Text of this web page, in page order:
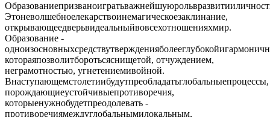
Этоневолшебноелекарствоинемагическоезаклинание,
открывающеедверьвидеальныйвовсехотношенияхмир.
Образование -
котораяпозволитборотьсяснищетой, отчуждением,
неграмотностью, угнетениемивойной.
Внаступающемстолетиибудутпреобладатьглобальныепроцессы,
порождающиеустойчивыепротиворечия,
которыенужнобудетпреодолевать -
противоречиямеждуглобальнымилокальным,